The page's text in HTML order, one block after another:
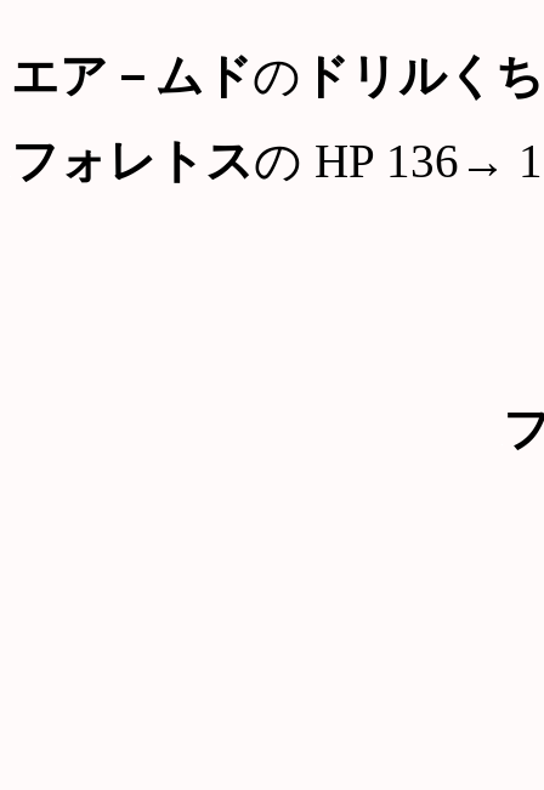
エア－ムドの ドリルく
フォレトスの HP 136→